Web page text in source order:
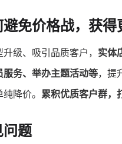
避免价格战，获
级、吸引品质客户， 实体
服务、举办主题活动等，提
降价。 累积优质客户群，
问题